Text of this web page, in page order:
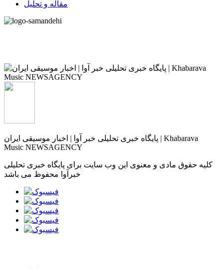
مقاله و تحلیل
پایگاه خبری تحلیلی خبر آوا | اخبار موسیقی ایران | Khabarava
Music NEWSAGENCY
کلیه حقوق مادی و معنوی این وب سایت برای پایگاه خبری تحلیلی
خبرآوا محفوظ می باشد